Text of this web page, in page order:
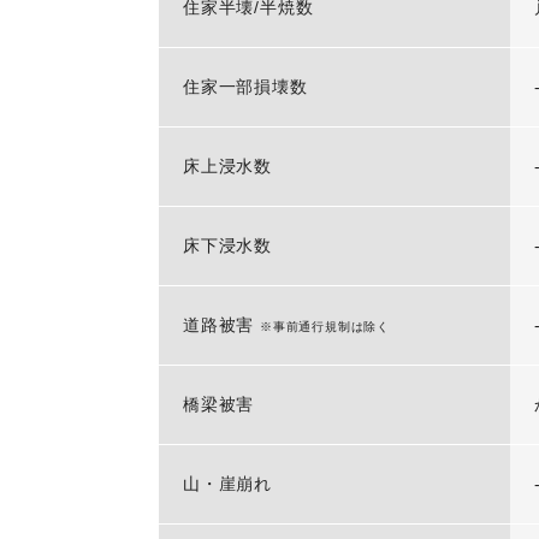
住家半壊/半焼数
住家一部損壊数 -
床上浸水数 -
床下浸水数 -
道路被害 ※事前通行規制は除く -
橋梁被害
山・崖崩れ -